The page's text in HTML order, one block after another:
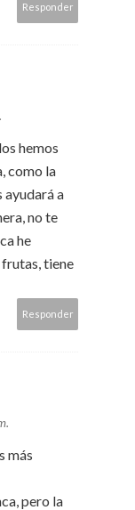
Responder
hemos
como la
ayudará a
no te
he
tiene
Responder
más
pero la